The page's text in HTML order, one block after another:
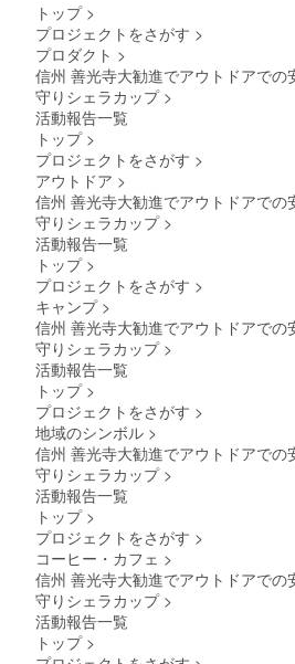
トップ >
プロジェクトをさがす >
プロダクト >
信州 善光寺大勧進でアウトドアでの
守りシェラカップ >
活動報告一覧
トップ >
プロジェクトをさがす >
アウトドア >
信州 善光寺大勧進でアウトドアでの
守りシェラカップ >
活動報告一覧
トップ >
プロジェクトをさがす >
キャンプ >
信州 善光寺大勧進でアウトドアでの
守りシェラカップ >
活動報告一覧
トップ >
プロジェクトをさがす >
地域のシンボル >
信州 善光寺大勧進でアウトドアでの
守りシェラカップ >
活動報告一覧
トップ >
プロジェクトをさがす >
コーヒー・カフェ >
信州 善光寺大勧進でアウトドアでの
守りシェラカップ >
活動報告一覧
トップ >